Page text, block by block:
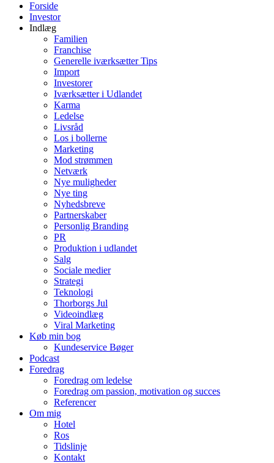
Forside
Investor
Indlæg
Familien
Franchise
Generelle iværksætter Tips
Import
Investorer
Iværksætter i Udlandet
Karma
Ledelse
Livsråd
Los i bollerne
Marketing
Mod strømmen
Netværk
Nye muligheder
Nye ting
Nyhedsbreve
Partnerskaber
Personlig Branding
PR
Produktion i udlandet
Salg
Sociale medier
Strategi
Teknologi
Thorborgs Jul
Videoindlæg
Viral Marketing
Køb min bog
Kundeservice Bøger
Podcast
Foredrag
Foredrag om ledelse
Foredrag om passion, motivation og succes
Referencer
Om mig
Hotel
Ros
Tidslinje
Kontakt